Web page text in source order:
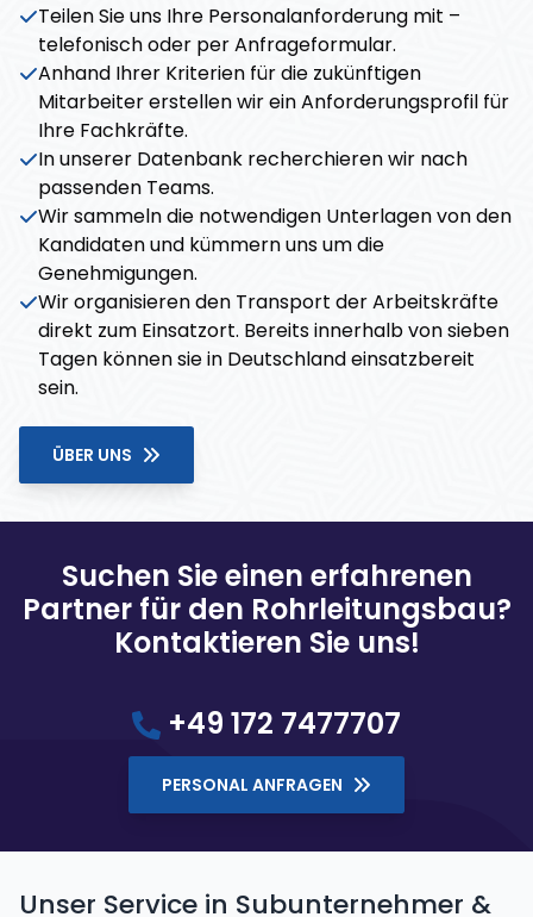
Teilen Sie uns Ihre Personalanforderung mit –
telefonisch oder per Anfrageformular.
Anhand Ihrer Kriterien für die zukünftigen
Mitarbeiter erstellen wir ein Anforderungsprofil für
Ihre Fachkräfte.
In unserer Datenbank recherchieren wir nach
passenden Teams.
Wir sammeln die notwendigen Unterlagen von den
Kandidaten und kümmern uns um die
Genehmigungen.
Wir organisieren den Transport der Arbeitskräfte
direkt zum Einsatzort. Bereits innerhalb von sieben
Tagen können sie in Deutschland einsatzbereit
sein.
ÜBER UNS
Suchen Sie einen erfahrenen
Partner für den Rohrleitungsbau?
Kontaktieren Sie uns!
+49 172 7477707
PERSONAL ANFRAGEN
Unser Service in Subunternehmer &